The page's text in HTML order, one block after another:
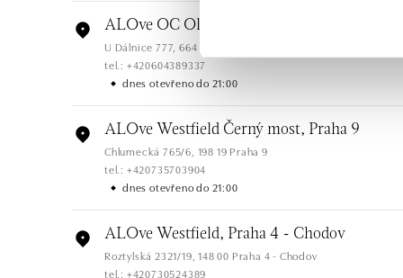
ALOve OC Olympia, Brno
U Dálnice 777, 664 42 Brno
tel.: +420604389337
dnes otevřeno do 21:00
ALOve Westfield Černý most, Praha 9
Chlumecká 765/6, 198 19 Praha 9
tel.: +420735703904
dnes otevřeno do 21:00
ALOve Westfield, Praha 4 - Chodov
Roztylská 2321/19, 148 00 Praha 4 - Chodov
tel.: +420730524389